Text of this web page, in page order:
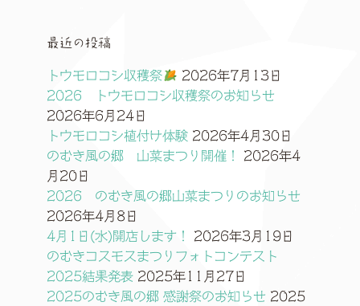
最近の投稿
トウモロコシ収穫祭
2026年7月13日
2026 トウモロコシ収穫祭のお知らせ
2026年6月24日
トウモロコシ植付け体験 2026年4月30日
のむき風の郷 山菜まつり開催！
2026年4
月20日
2026 のむき風の郷山菜まつりのお知らせ
2026年4月8日
4月1日(水)開店します！
2026年3月19日
のむきコスモスまつりフォトコンテスト
2025結果発表 2025年11月27日
2025のむき風の郷 感謝祭のお知らせ 2025